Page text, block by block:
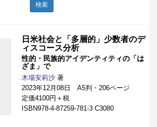
検索
日米社会と「多層的」少数者のデ
ィスコース分析
性的・民族的アイデンティティの「は
ざま」で
木場安莉沙 著
2023年12月08日 A5判・206ページ
定価4100円＋税
ISBN978-4-87259-781-3 C3080